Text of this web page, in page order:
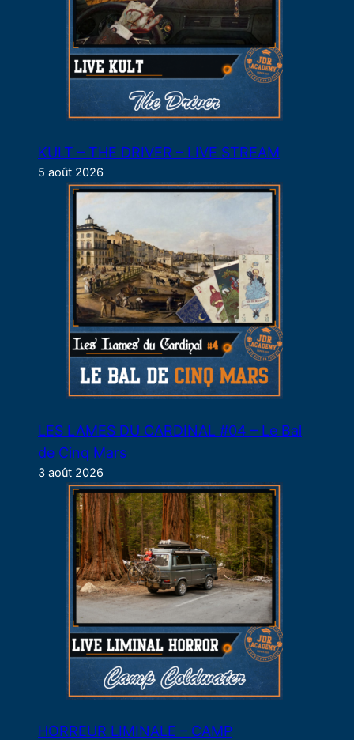
KULT – THE DRIVER – LIVE STREAM
5 août 2026
LES LAMES DU CARDINAL #04 – Le Bal
de Cinq Mars
3 août 2026
HORREUR LIMINALE – CAMP